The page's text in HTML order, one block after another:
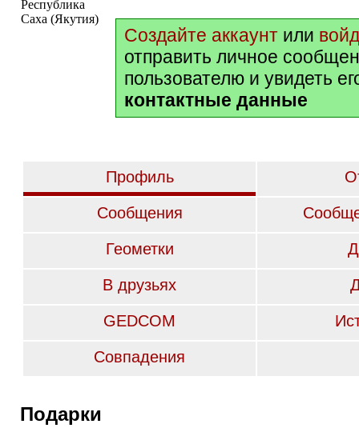
Создайте аккаунт или
отправить личное
пользователю и увидеть
контактные данные
Профиль
Сообщения
Геометки
В друзьях
GEDCOM
Совпадения
Подарки